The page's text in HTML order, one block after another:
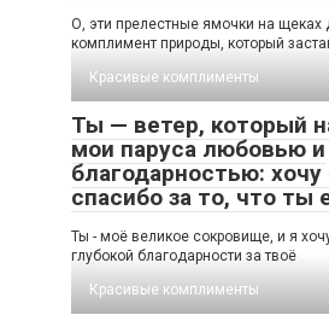
О, эти прелестные ямочки на щеках
комплимент природы, который
Красивые комплименты
Ты — ветер, который
мои паруса любовью и
благодарностью: хочу
спасибо за то, что ты
Ты - моё великое сокровище, и я
глубокой благодарности за твоё
Красивые комплименты